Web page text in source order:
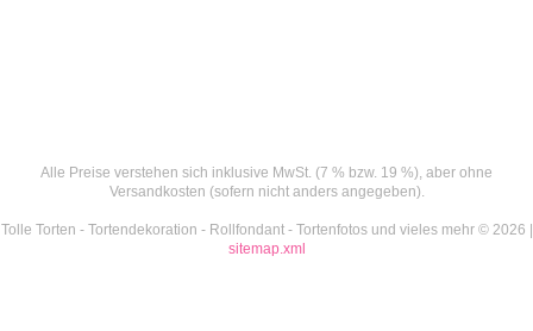
Alle Preise verstehen sich inklusive MwSt. (7 % bzw. 19 %), aber ohne
Versandkosten (sofern nicht anders angegeben).
Tolle Torten - Tortendekoration - Rollfondant - Tortenfotos und vieles mehr © 2026 |
sitemap.xml